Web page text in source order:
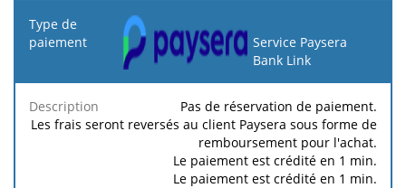
Type de
paiement
Frais
minimums
Frais
maximums
Service Paysera
Bank Link
Pas de réservation de paiement.
Les frais seront reversés au client Paysera sous forme de
remboursement pour l'achat.
Le paiement est crédité en 1 min.
Le paiement est crédité en 1 min.